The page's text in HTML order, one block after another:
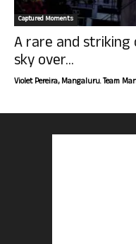
Captured Moments
A rare and striking
sky over...
Violet Pereira, Mangaluru. Team